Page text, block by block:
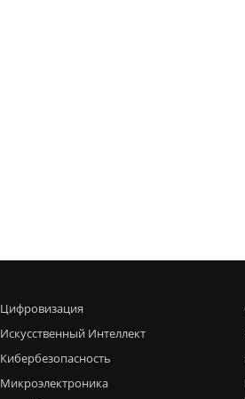
Цифровизация
Искусственный Интеллект
Кибербезопасность
Микроэлектроника